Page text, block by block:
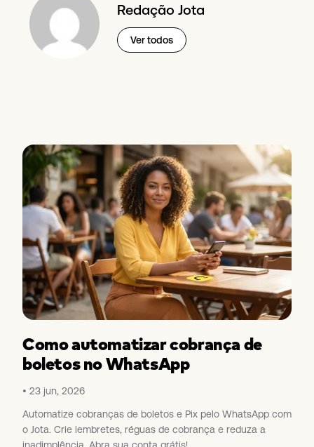
Redação Jota
Ver todos
Como automatizar cobrança de
boletos no WhatsApp
23 jun, 2026
Automatize cobranças de boletos e Pix pelo WhatsApp com
o Jota. Crie lembretes, réguas de cobrança e reduza a